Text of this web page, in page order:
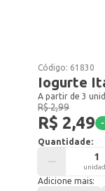
Código: 61830
Iogurte
A partir de 3
R$ 2,99
R$ 2,49 -
Quantidade:
Adicione mais: